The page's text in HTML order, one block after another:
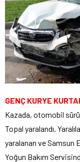
GENÇ KURYE
Kazada, otomobil
Topal yaralandı.
yaralanan ve Samsun
Yoğun Bakım